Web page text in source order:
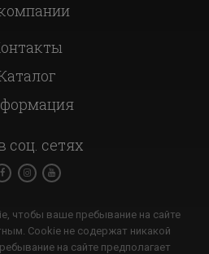
соц. сетях
чтобы ваше пребывание на сайте
Cookie не содержат никакой
на сайте предполагает